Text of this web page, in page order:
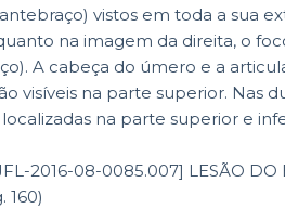
vistos em toda a sua
na imagem da direita, o
A cabeça do úmero e a
visíveis na parte superior. Nas
localizadas na parte superior e
2016-08-0085.007] LESÃO DO
160)